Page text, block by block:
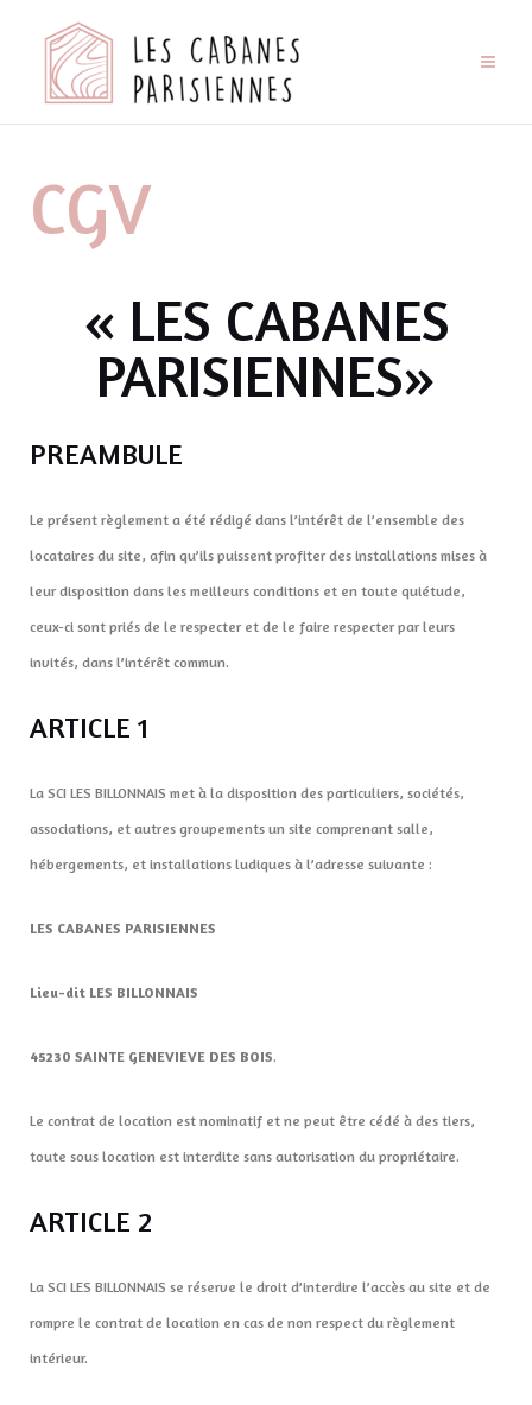
CGV
« LES CABANES
PARISIENNES»
PREAMBULE
Le présent règlement a été rédigé dans l’intérêt de l’ensemble des
locataires du site, afin qu’ils puissent profiter des installations mises à
leur disposition dans les meilleurs conditions et en toute quiétude,
ceux-ci sont priés de le respecter et de le faire respecter par leurs
invités, dans l’intérêt commun.
ARTICLE 1
La SCI LES BILLONNAIS met à la disposition des particuliers, sociétés,
associations, et autres groupements un site comprenant salle,
hébergements, et installations ludiques à l’adresse suivante :
LES CABANES PARISIENNES
Lieu-dit LES BILLONNAIS
45230 SAINTE GENEVIEVE DES BOIS.
Le contrat de location est nominatif et ne peut être cédé à des tiers,
toute sous location est interdite sans autorisation du propriétaire.
ARTICLE 2
La SCI LES BILLONNAIS se réserve le droit d’interdire l’accès au site et de
rompre le contrat de location en cas de non respect du règlement
intérieur.